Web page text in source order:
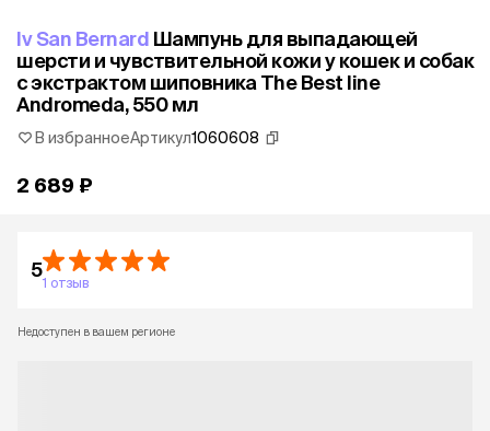
Iv San Bernard Шампунь для выпадающей
шерсти и чувствительной кожи у кошек и собак
с экстрактом шиповника The Best line
Andromeda, 550 мл
В избранноеАртикул1060608
2 689 ₽
5
1 отзыв
Недоступен в вашем регионе